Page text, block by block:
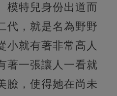
模特兒身份出道而
代，就是名為野野
小就有著非常高人
著一張讓人一看就
臉，使得她在尚未